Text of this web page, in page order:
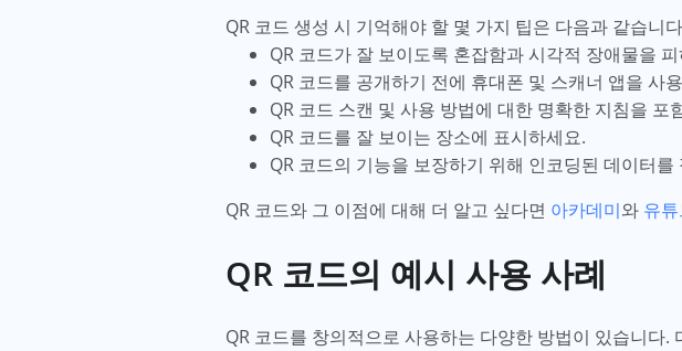
QR 코드 생성 시 기억해야 할 몇 가지 팁은 다음과 같습니
QR 코드가 잘 보이도록 혼잡함과 시각적 장애물을
QR 코드를 공개하기 전에 휴대폰 및 스캐너 앱을 사
QR 코드 스캔 및 사용 방법에 대한 명확한 지침을 포
QR 코드를 잘 보이는 장소에 표시하세요.
QR 코드의 기능을 보장하기 위해 인코딩된 데이터
QR 코드와 그 이점에 대해 더 알고 싶다면 아카데미와 유
QR 코드의 예시 사용 사례
QR 코드를 창의적으로 사용하는 다양한 방법이 있습니다.